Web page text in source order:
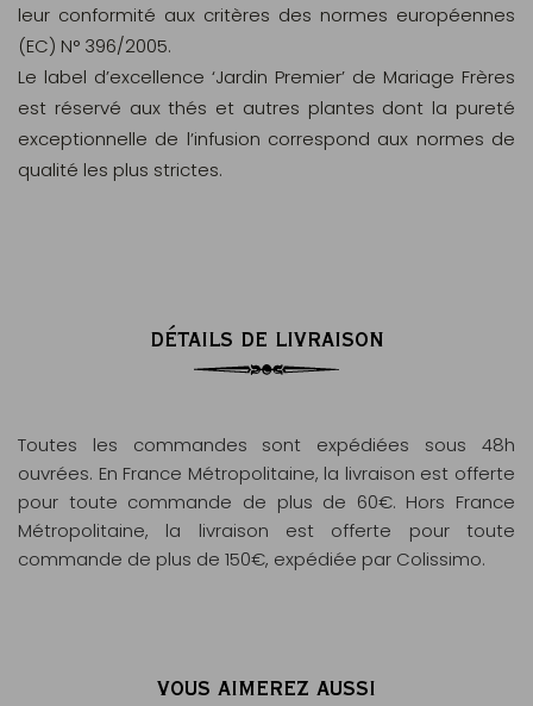
leur conformité aux critères des normes européennes
(EC) N° 396/2005.
Le label d’excellence ‘Jardin Premier’ de Mariage Frères
est réservé aux thés et autres plantes dont la pureté
exceptionnelle de l’infusion correspond aux normes de
qualité les plus strictes.
DÉTAILS DE LIVRAISON
Toutes les commandes sont expédiées sous 48h
ouvrées. En France Métropolitaine, la livraison est offerte
pour toute commande de plus de 60€. Hors France
Métropolitaine, la livraison est offerte pour toute
commande de plus de 150€, expédiée par Colissimo.
VOUS AIMEREZ AUSSI